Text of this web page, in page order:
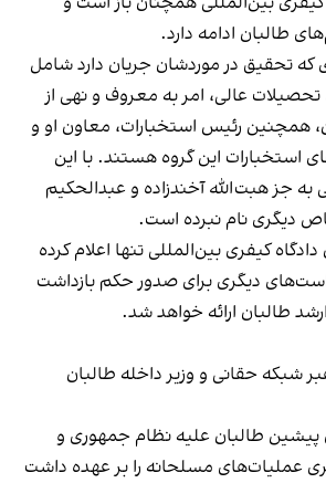
طالبان ادامه دارد.
که تحقیق در موردشان جریان دارد شامل
تحصیلات عالی، امر به معروف و نهی از
همچنین رئیس استخبارات، معاون او و
استخبارات این گروه هستند. با این
جز هبت‌الله آخندزاده و عبدالحکیم
دیگری نام نبرده است.
کیفری بین‌المللی تنها اعلام کرده
دیگری برای صدور حکم بازداشت
طالبان ارائه خواهد شد.
شبکه حقانی و وزیر داخله طالبان
پیشین طالبان علیه نظام جمهوری و
عملیات‌های مسلحانه را بر عهده داشت